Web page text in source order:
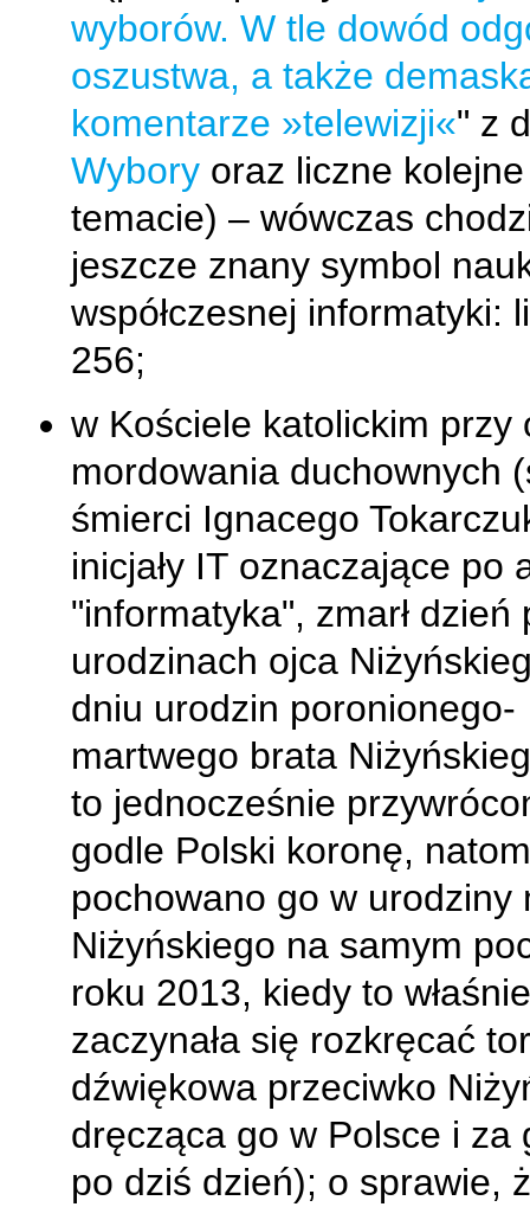
wyborów. W tle dowód
oszustwa, a także
komentarze »telewizji«" z
Wybory oraz liczne
temacie) – wówczas
jeszcze znany symbol
współczesnej informatyki:
256;
w Kościele katolickim przy
mordowania duchownych
śmierci Ignacego
inicjały IT oznaczające po
"informatyka", zmarł dzień
urodzinach ojca
dniu urodzin poronionego-
martwego brata
to jednocześnie
godle Polski koronę,
pochowano go w urodziny
Niżyńskiego na samym
roku 2013, kiedy to właśnie
zaczynała się rozkręcać
dźwiękowa przeciwko
dręcząca go w Polsce i za
po dziś dzień); o sprawie,